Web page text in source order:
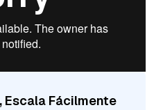
Escala Fácilmente